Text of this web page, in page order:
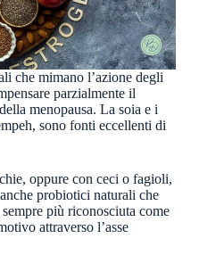
che mimano l’azione degli
parzialmente il
menopausa. La soia e i
sono fonti eccellenti di
oppure con ceci o fagioli,
probiotici naturali che
più riconosciuta come
attraverso l’asse